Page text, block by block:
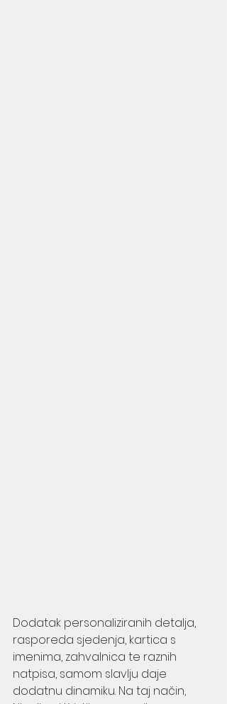
Dodatak personaliziranih detalja,
rasporeda sjedenja, kartica s
imenima, zahvalnica te raznih
natpisa, samom slavlju daje
dodatnu dinamiku. Na taj način,